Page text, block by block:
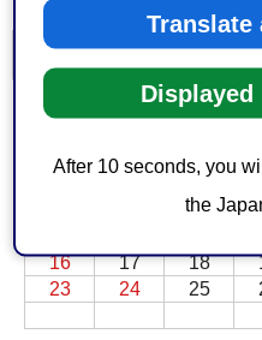
Translate
Displayed
After 10 seconds, you
the
前月
日
4
16
17 18
23
24 25